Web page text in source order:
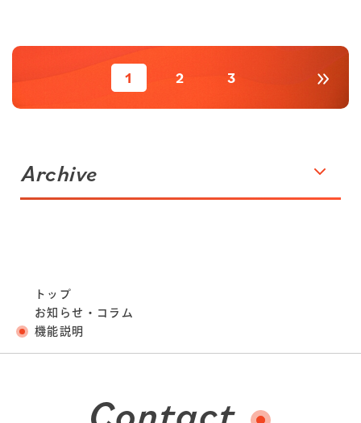
1 2 3
Archive
トップ
お知らせ・コラム
機能説明